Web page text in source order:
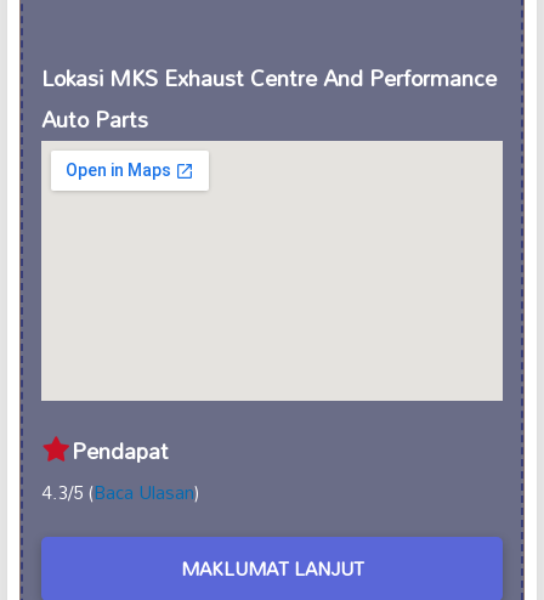
Lokasi MKS Exhaust Centre And Performance
Auto Parts
Pendapat
4.3/5 (Baca Ulasan)
MAKLUMAT LANJUT